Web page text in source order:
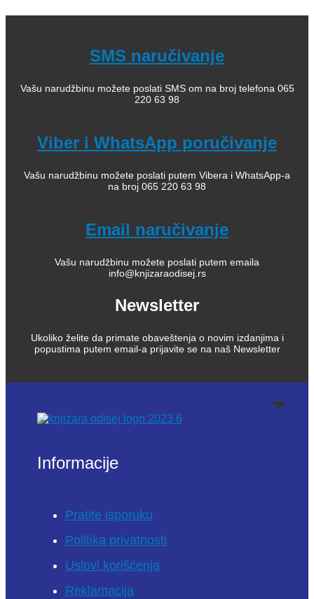
SMS naručivanje
Vašu narudžbinu možete poslati SMS om na broj telefona 065
220 63 98
Viber i WhatsApp poručivanje
Vašu narudžbinu možete poslati putem Vibera i WhatsApp-a
na broj 065 220 63 98
Email naručivanje
Vašu narudžbinu možete poslati putem emaila
info@knjizaraodisej.rs
Newsletter
Ukoliko želite da primate obaveštenja o novim izdanjima i
popustima putem email-a prijavite se na naš Newsletter
Informacije
Pratite isporuku
Politika privatnosti
Uslovi korišćenja
Reklamacija